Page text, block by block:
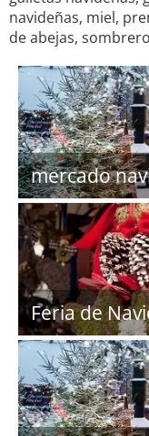
navideñas, miel,
de abejas,
mercado
Feria de